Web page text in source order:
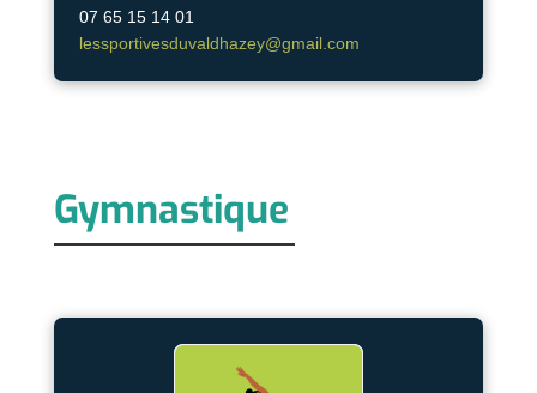
07 65 15 14 01
lessportivesduvaldhazey@gmail.com
Gymnastique